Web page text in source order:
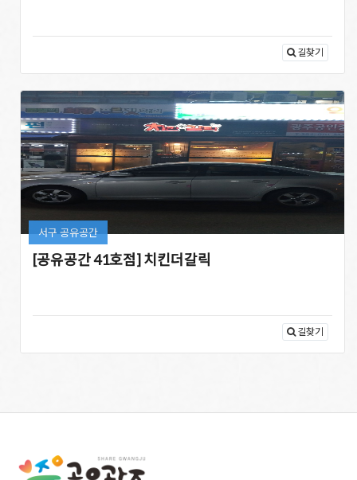
길찾기
서구 공유공간
[공유공간 41호점] 치킨더갈릭
길찾기